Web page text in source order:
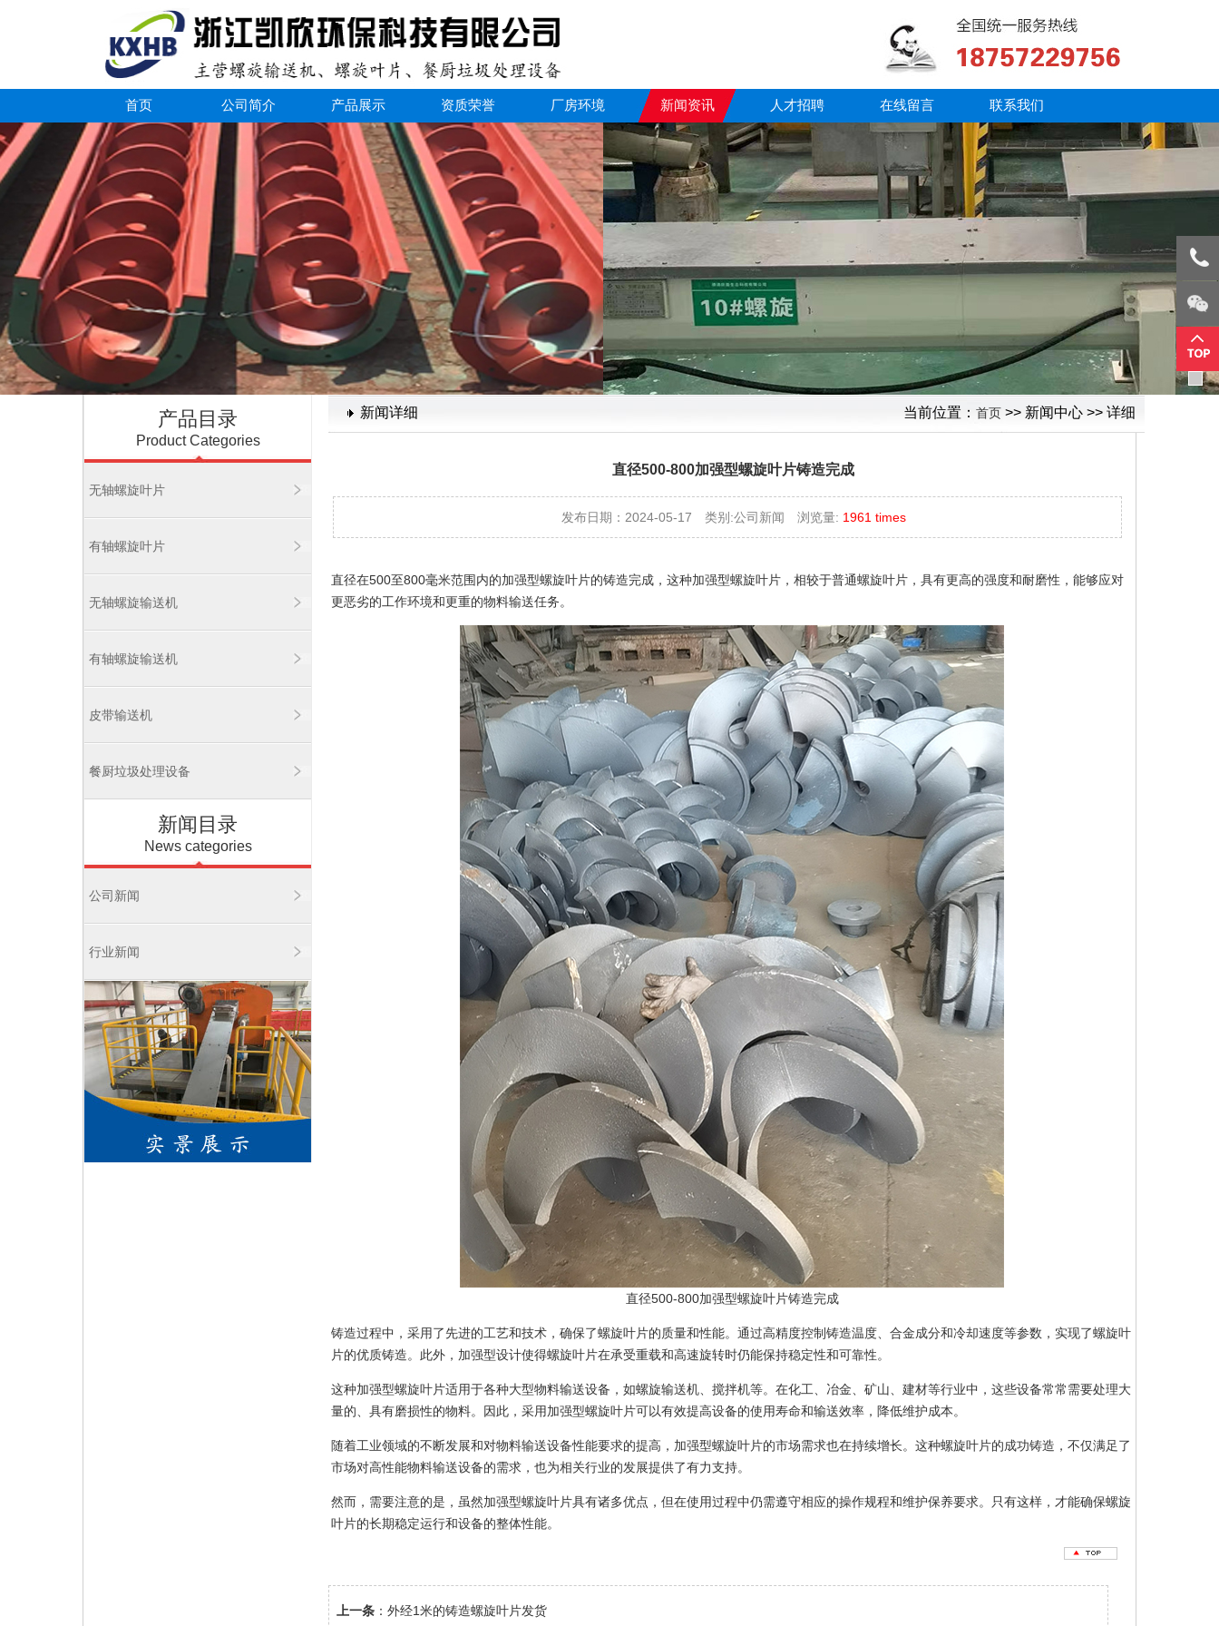
首页 公司简介 产品展示 资质荣誉 厂房环境 新闻资讯 人才招聘 在线留言 联系我们
产品目录
Product Categories
无轴螺旋叶片
有轴螺旋叶片
无轴螺旋输送机
有轴螺旋输送机
皮带输送机
餐厨垃圾处理设备
新闻目录
News categories
公司新闻
行业新闻
新闻详细 当前位置： 首页 >> 新闻中心 >> 详细
直径500-800加强型螺旋叶片铸造完成
发布日期：2024-05-17 类别:公司新闻 浏览量: 1961 times
直径在500至800毫米范围内的加强型螺旋叶片的铸造完成，这种加强型螺旋叶片，相较于普通螺旋叶片，具有更高的强度和耐磨性，能够应对
更恶劣的工作环境和更重的物料输送任务。
直径500-800加强型螺旋叶片铸造完成
铸造过程中，采用了先进的工艺和技术，确保了螺旋叶片的质量和性能。通过高精度控制铸造温度、合金成分和冷却速度等参数，实现了螺旋叶
片的优质铸造。此外，加强型设计使得螺旋叶片在承受重载和高速旋转时仍能保持稳定性和可靠性。
这种加强型螺旋叶片适用于各种大型物料输送设备，如螺旋输送机、搅拌机等。在化工、冶金、矿山、建材等行业中，这些设备常常需要处理大
量的、具有磨损性的物料。因此，采用加强型螺旋叶片可以有效提高设备的使用寿命和输送效率，降低维护成本。
随着工业领域的不断发展和对物料输送设备性能要求的提高，加强型螺旋叶片的市场需求也在持续增长。这种螺旋叶片的成功铸造，不仅满足了
市场对高性能物料输送设备的需求，也为相关行业的发展提供了有力支持。
然而，需要注意的是，虽然加强型螺旋叶片具有诸多优点，但在使用过程中仍需遵守相应的操作规程和维护保养要求。只有这样，才能确保螺旋
叶片的长期稳定运行和设备的整体性能。
上一条 ： 外经1米的铸造螺旋叶片发货